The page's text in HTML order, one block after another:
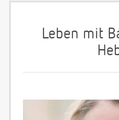
Leben mit